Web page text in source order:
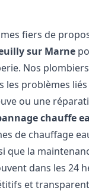
fiers de
sur Marne
Nos
problèmes
ou une
chauffe
de chauffage
que la
dans les 24
et